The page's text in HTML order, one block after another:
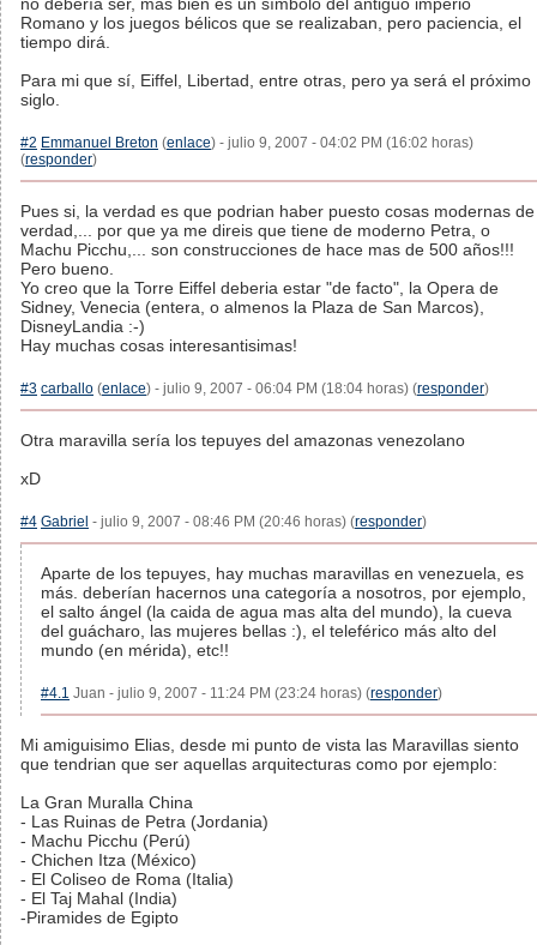
Romano y los juegos bélicos que se realizaban, pero paciencia, el
tiempo dirá.
Para mi que sí, Eiffel, Libertad, entre otras, pero ya será el próximo
siglo.
#2 Emmanuel Breton (enlace) - julio 9, 2007 - 04:02 PM (16:02 horas)
(responder)
Pues si, la verdad es que podrian haber puesto cosas modernas de
verdad,... por que ya me direis que tiene de moderno Petra, o
Machu Picchu,... son construcciones de hace mas de 500 años!!!
Pero bueno.
Yo creo que la Torre Eiffel deberia estar "de facto", la Opera de
Sidney, Venecia (entera, o almenos la Plaza de San Marcos),
DisneyLandia :-)
Hay muchas cosas interesantisimas!
#3 carballo (enlace) - julio 9, 2007 - 06:04 PM (18:04 horas) (responder)
Otra maravilla sería los tepuyes del amazonas venezolano
xD
#4 Gabriel - julio 9, 2007 - 08:46 PM (20:46 horas) (responder)
Aparte de los tepuyes, hay muchas maravillas en venezuela, es
más. deberían hacernos una categoría a nosotros, por ejemplo,
el salto ángel (la caida de agua mas alta del mundo), la cueva
del guácharo, las mujeres bellas :), el teleférico más alto del
mundo (en mérida), etc!!
#4.1 Juan - julio 9, 2007 - 11:24 PM (23:24 horas) (responder)
Mi amiguisimo Elias, desde mi punto de vista las Maravillas siento
que tendrian que ser aquellas arquitecturas como por ejemplo:
La Gran Muralla China
- Las Ruinas de Petra (Jordania)
- Machu Picchu (Perú)
- Chichen Itza (México)
- El Coliseo de Roma (Italia)
- El Taj Mahal (India)
-Piramides de Egipto